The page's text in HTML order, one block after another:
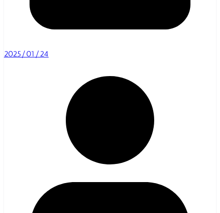
2025/01/24